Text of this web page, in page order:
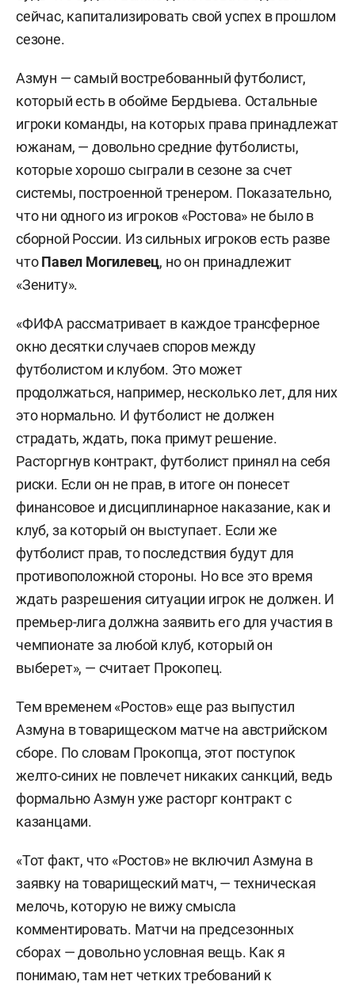
сейчас, капитализировать свой успех в прошлом
сезоне.
Азмун — самый востребованный футболист,
который есть в обойме Бердыева. Остальные
игроки команды, на которых права принадлежат
южанам, — довольно средние футболисты,
которые хорошо сыграли в сезоне за счет
системы, построенной тренером. Показательно,
что ни одного из игроков «Ростова» не было в
сборной России. Из сильных игроков есть разве
чтоПавел Могилевец, но он принадлежит
«Зениту».
«ФИФА рассматривает в каждое трансферное
окно десятки случаев споров между
футболистом и клубом. Это может
продолжаться, например, несколько лет, для них
это нормально. И футболист не должен
страдать, ждать, пока примут решение.
Расторгнув контракт, футболист принял на себя
риски. Если он не прав, в итоге он понесет
финансовое и дисциплинарное наказание, как и
клуб, за который он выступает. Если же
футболист прав, то последствия будут для
противоположной стороны. Но все это время
ждать разрешения ситуации игрок не должен. И
премьер-лига должна заявить его для участия в
чемпионате за любой клуб, который он
выберет», — считает Прокопец.
Тем временем «Ростов» еще раз выпустил
Азмуна в товарищеском матче на австрийском
сборе. По словам Прокопца, этот поступок
желто-синих не повлечет никаких санкций, ведь
формально Азмун уже расторг контракт с
казанцами.
«Тот факт, что «Ростов» не включил Азмуна в
заявку на товарищеский матч, — техническая
мелочь, которую не вижу смысла
комментировать. Матчи на предсезонных
сборах — довольно условная вещь. Как я
понимаю, там нет четких требований к